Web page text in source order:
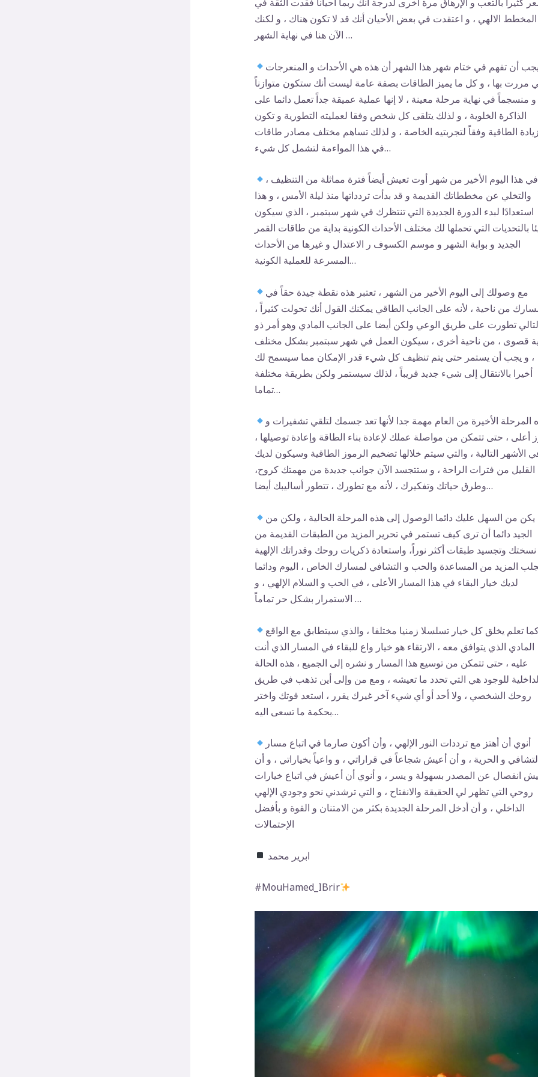
المخطط الالهي ، و اعتقدت في بعض الأحيان أنك قد لا تكون هناك ، و لكنك
الآن هنا في نهاية الشهر …
يجب أن تفهم في ختام شهر هذا الشهر أن هذه هي الأحداث و المنعرجات
مررت بها ، و كل ما يميز الطاقات بصفة عامة ليست أنك ستكون متوازناً
و منسجماً في نهاية مرحلة معينة ، لا إنها عملية عميقة جداً تعمل دائما على
الذاكرة الخلوية ، و لذلك يتلقى كل شخص وفقا لعمليته التطورية و تكون
الطاقية وفقاً لتجربتيه الخاصة ، و لذلك تساهم مختلف مصادر طاقات
في هذا المواءمة لتشمل كل شيء…
في هذا اليوم الأخير من شهر أوت تعيش أيضاً فترة مماثلة من التنظيف ،
والتخلي عن مخططاتك القديمة و قد بدأت تردداتها منذ ليلة الأمس ، و هذا
استعدادًا لبدء الدورة الجديدة التي تنتظرك في شهر سبتمبر ، الذي سيكون
بالتحديات التي تحملها لك مختلف الأحداث الكونية بداية من طاقات القمر
الجديد و بوابة الشهر و موسم الكسوف ر الاعتدال و غيرها من الأحداث
المسرعة للعملية الكونية…
مع وصولك إلى اليوم الأخير من الشهر ، تعتبر هذه نقطة جيدة حقاً في
من ناحية ، لأنه على الجانب الطاقي يمكنك القول أنك تحولت كثيراً ،
تطورت على طريق الوعي ولكن أيضا على الجانب المادي وهو أمر ذو
قصوى ، من ناحية أخرى ، سيكون العمل في شهر سبتمبر بشكل مختلف
، و يجب أن يستمر حتى يتم تنظيف كل شيء قدر الإمكان مما سيسمح لك
أخيرا بالانتقال إلى شيء جديد قريباً ، لذلك سيستمر ولكن بطريقة مختلفة
تماما…
المرحلة الأخيرة من العام مهمة جدا لأنها تعد جسمك لتلقي تشفيرات و
أعلى ، حتى تتمكن من مواصلة عملك لإعادة بناء الطاقة وإعادة توصيلها ،
الأشهر التالية ، والتي سيتم خلالها تضخيم الرموز الطاقية وسيكون لديك
القليل من فترات الراحة ، و ستتجسد الآن جوانب جديدة من مهمتك كروح،
وطرق حياتك وتفكيرك ، لأنه مع تطورك ، تتطور أساليبك أيضا…
يكن من السهل عليك دائما الوصول إلى هذه المرحلة الحالية ، ولكن من
الجيد دائما أن ترى كيف تستمر في تحرير المزيد من الطبقات القديمة من
نسختك وتجسيد طبقات أكثر نوراً، واستعادة ذكريات روحك وقدراتك الإلهية
المزيد من المساعدة والحب و التشافي لمسارك الخاص ، اليوم ودائما
لديك خيار البقاء في هذا المسار الأعلى ، في الحب و السلام الإلهي ، و
الاستمرار بشكل حر تماماً …
تعلم يخلق كل خيار تسلسلا زمنيا مختلفا ، والذي سيتطابق مع الواقع
المادي الذي يتوافق معه ، الارتقاء هو خيار واع للبقاء في المسار الذي أنت
عليه ، حتى تتمكن من توسيع هذا المسار و نشره إلى الجميع ، هذه الحالة
للوجود هي التي تحدد ما تعيشه ، ومع من وإلى أين تذهب في طريق
روحك الشخصي ، ولا أحد أو أي شيء آخر غيرك يقرر ، استعد قوتك واختر
بحكمة ما تسعى اليه…
أنوي أن أهتز مع ترددات النور الإلهي ، وأن أكون صارما في اتباع مسار
و الحرية ، و أن أعيش شجاعاً في قراراتي ، و واعياً بخياراتي ، و أن
انفصال عن المصدر بسهولة و يسر ، و أنوي أن أعيش في اتباع خيارات
روحي التي تظهر لي الحقيقة والانفتاح ، و التي ترشدني نحو وجودي الإلهي
الداخلي ، و أن أدخل المرحلة الجديدة بكثر من الامتنان و القوة و بأفضل
الإحتمالات
ابرير محمد
‏#MouHamed_IBrir